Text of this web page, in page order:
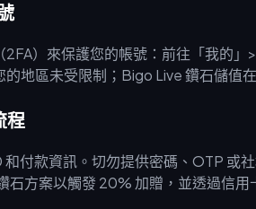
）來保護您的帳號：前往「我的
地區未受限制；Bigo Live 鑽石儲值
程
和付款資訊。切勿提供密碼、OTP 或
石方案以觸發 20% 加贈，並透過信用